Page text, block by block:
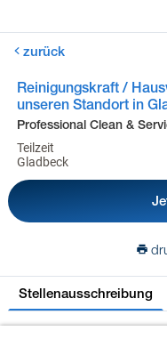
zurück
Reinigungskraft /
unseren Standort in
Professional Clean &
Teilzeit
Gladbeck
Stellenausschreibung